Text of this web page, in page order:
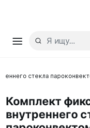
стекла
Комплект
внутреннего